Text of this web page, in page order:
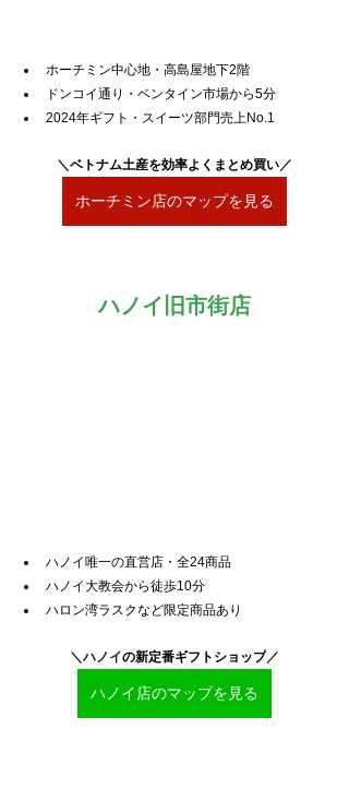
ホーチミン中心地・高島屋地下2階
ドンコイ通り・ベンタイン市場から5分
2024年ギフト・スイーツ部門売上No.1
＼ベトナム土産を効率よくまとめ買い／
ホーチミン店のマップを見る
ハノイ旧市街店
ハノイ唯一の直営店・全24商品
ハノイ大教会から徒歩10分
ハロン湾ラスクなど限定商品あり
＼ハノイの新定番ギフトショップ ／
ハノイ店のマップを見る